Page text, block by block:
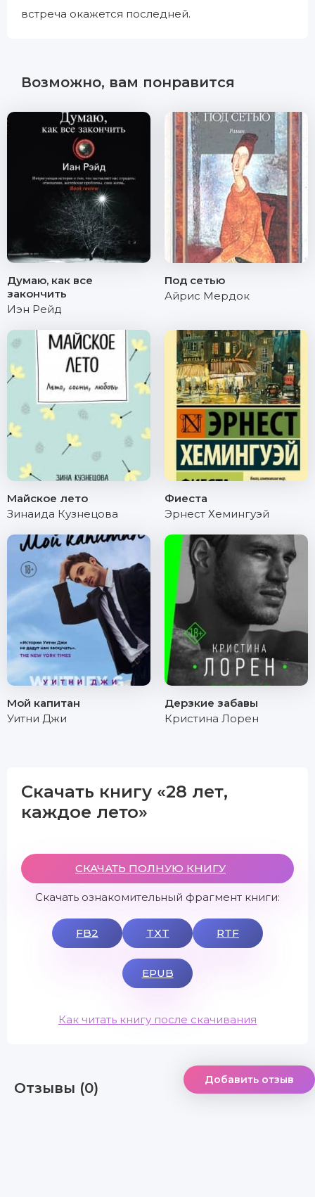
встреча окажется последней.
Возможно, вам понравится
Думаю, как все
закончить
Иэн Рейд
Под сетью
Айрис Мердок
Майское лето
Зинаида Кузнецова
Фиеста
Эрнест Хемингуэй
Мой капитан
Уитни Джи
Дерзкие забавы
Кристина Лорен
Скачать книгу «28 лет,
каждое лето»
СКАЧАТЬ ПОЛНУЮ КНИГУ
Скачать ознакомительный фрагмент книги:
FB2 TXT RTF
EPUB
Как читать книгу после скачивания
Отзывы (0) Добавить отзыв